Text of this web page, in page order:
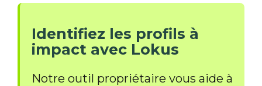
Identifiez les profils à
impact avec Lokus
Notre outil propriétaire vous aide à